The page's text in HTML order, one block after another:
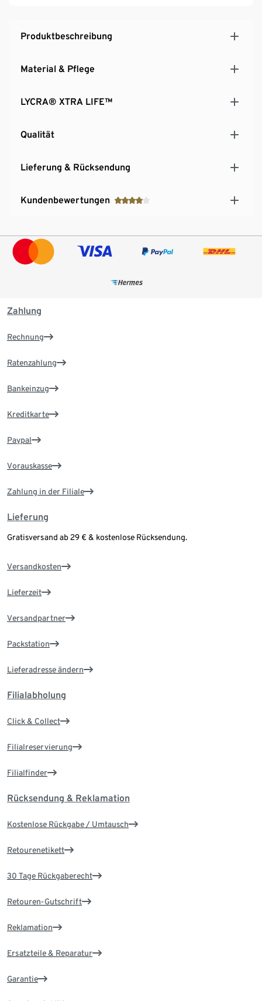
Produktbeschreibung
Material & Pflege
LYCRA® XTRA LIFE™
Qualität
Lieferung & Rücksendung
Kundenbewertungen
Zahlung
Rechnung
Ratenzahlung
Bankeinzug
Kreditkarte
Paypal
Vorauskasse
Zahlung in der Filiale
Lieferung
Gratisversand ab 29 € & kostenlose Rücksendung.
Versandkosten
Lieferzeit
Versandpartner
Packstation
Lieferadresse ändern
Filialabholung
Click & Collect
Filialreservierung
Filialfinder
Rücksendung & Reklamation
Kostenlose Rückgabe / Umtausch
Retourenetikett
30 Tage Rückgaberecht
Retouren-Gutschrift
Reklamation
Ersatzteile & Reparatur
Garantie